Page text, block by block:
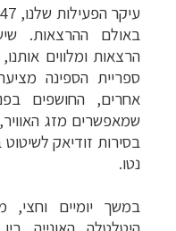
באולם ההרצאות.
הרצאות ומלווים
ספריית הספינה
אחרים, החושפים
שמאפשרים מזג האוויר,
בסירות זודיאק
נטו.
במשך יומיים וחצי,